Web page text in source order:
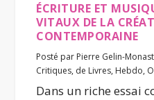
ÉCRITURE ET
VITAUX DE LA
CONTEMPORAINE
Posté par Pierre Gelin-
Critiques, de Livres, Hebdo,
Dans un riche essai